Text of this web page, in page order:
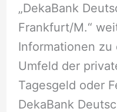
„DekaBank
Frankfurt/M.“
Informationen zu
Umfeld der
Tagesgeld oder
DekaBank